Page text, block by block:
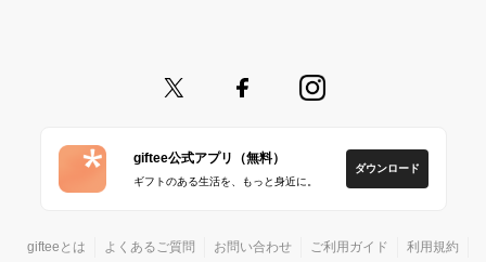
giftee公式アプリ（無料）
ギフトのある生活を、もっと身近に。
ダウンロード
gifteeとは よくあるご質問 お問い合わせ ご利用ガイド 利用規約